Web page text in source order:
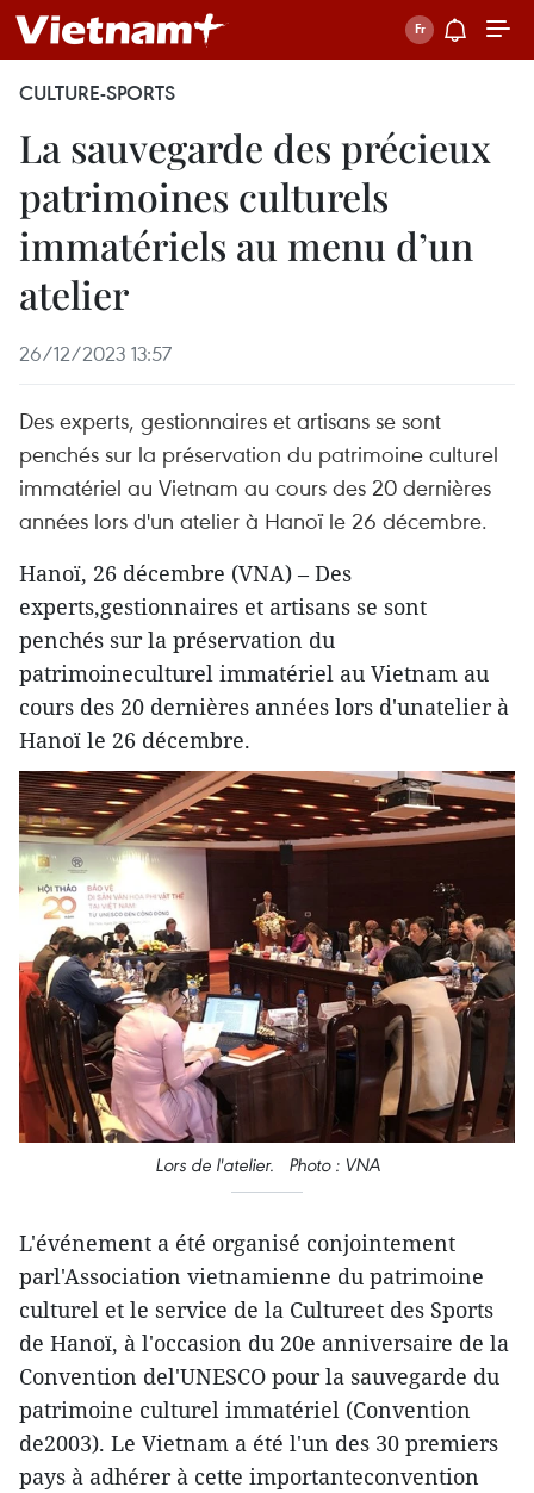
CULTURE-SPORTS
La sauvegarde des précieux
patrimoines culturels
immatériels au menu d’un
atelier
26/12/2023 13:57
Des experts, gestionnaires et artisans se sont
penchés sur la préservation du patrimoine culturel
immatériel au Vietnam au cours des 20 dernières
années lors d'un atelier à Hanoï le 26 décembre.
Hanoï, 26 décembre (VNA) – Des
experts,gestionnaires et artisans se sont
penchés sur la préservation du
patrimoineculturel immatériel au Vietnam au
cours des 20 dernières années lors d'unatelier à
Hanoï le 26 décembre.
Lors de l'atelier. Photo : VNA
L'événement a été organisé conjointement
parl'Association vietnamienne du patrimoine
culturel et le service de la Cultureet des Sports
de Hanoï, à l'occasion du 20e anniversaire de la
Convention del'UNESCO pour la sauvegarde du
patrimoine culturel immatériel (Convention
de2003). Le Vietnam a été l'un des 30 premiers
pays à adhérer à cette importanteconvention